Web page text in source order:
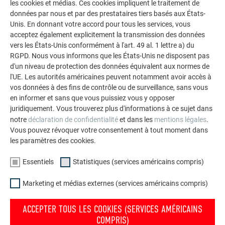
impressionnants avec les solutions en aluminium
durables de PREFA pour toitures, systèmes solaires et
façades.
VOIR DAVANTAGE DE RÉFÉRENCES
les cookies et médias. Ces cookies impliquent le traitement de
données par nous et par des prestataires tiers basés aux États-
Unis. En donnant votre accord pour tous les services, vous
acceptez également explicitement la transmission des données
vers les États-Unis conformément à l'art. 49 al. 1 lettre a) du
RGPD. Nous vous informons que les États-Unis ne disposent pas
d'un niveau de protection des données équivalent aux normes de
l'UE. Les autorités américaines peuvent notamment avoir accès à
vos données à des fins de contrôle ou de surveillance, sans vous
en informer et sans que vous puissiez vous y opposer
juridiquement. Vous trouverez plus d'informations à ce sujet dans
notredéclaration de confidentialitéet dans les mentions légales.
Vous pouvez révoquer votre consentement à tout moment dans
les paramètres des cookies.
Essentiels Statistiques (services américains compris)
Marketing et médias externes (services américains compris)
ACCEPTER TOUS LES COOKIES (SERVICES AMÉRICAINS
COMPRIS)